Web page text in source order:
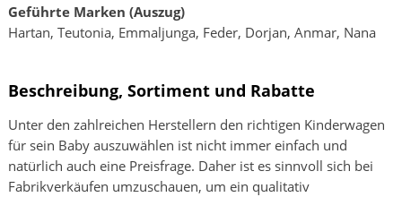
Geführte Marken (Auszug)
Hartan, Teutonia, Emmaljunga, Feder, Dorjan, Anmar, Nana
Beschreibung, Sortiment und Rabatte
Unter den zahlreichen Herstellern den richtigen Kinderwagen
für sein Baby auszuwählen ist nicht immer einfach und
natürlich auch eine Preisfrage. Daher ist es sinnvoll sich bei
Fabrikverkäufen umzuschauen, um ein qualitativ